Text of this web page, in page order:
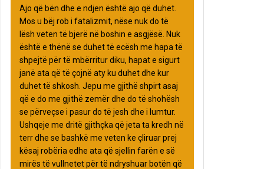
Ajo që bën dhe e ndjen është ajo që duhet.
Mos u bëj rob i fatalizmit, nëse nuk do të
lësh veten të bjerë në boshin e asgjësë. Nuk
është e thënë se duhet të ecësh me hapa të
shpejtë për të mbërritur diku, hapat e sigurt
janë ata që të çojnë aty ku duhet dhe kur
duhet të shkosh. Jepu me gjithë shpirt asaj
që e do me gjithë zemër dhe do të shohësh
se përveçse i pasur do të jesh dhe i lumtur.
Ushqeje me dritë gjithçka që jeta ta kredh në
terr dhe se bashkë me veten ke çliruar prej
kësaj robëria edhe ata që sjellin farën e së
mirës të vullnetet për të ndryshuar botën që